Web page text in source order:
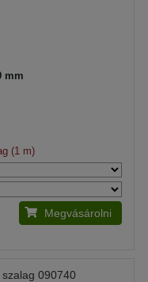
mm
(1 m)
Megvásárolni
090740